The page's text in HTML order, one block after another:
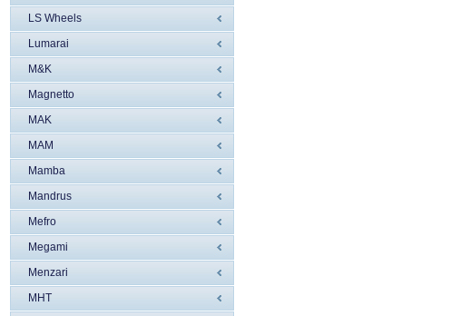
LS Wheels
Lumarai
M&K
Magnetto
MAK
MAM
Mamba
Mandrus
Mefro
Megami
Menzari
MHT